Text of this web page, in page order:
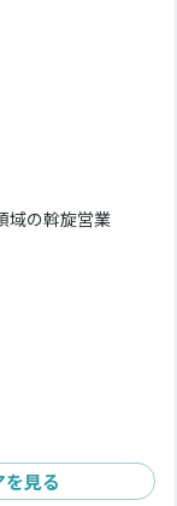
域の斡旋営業
見る